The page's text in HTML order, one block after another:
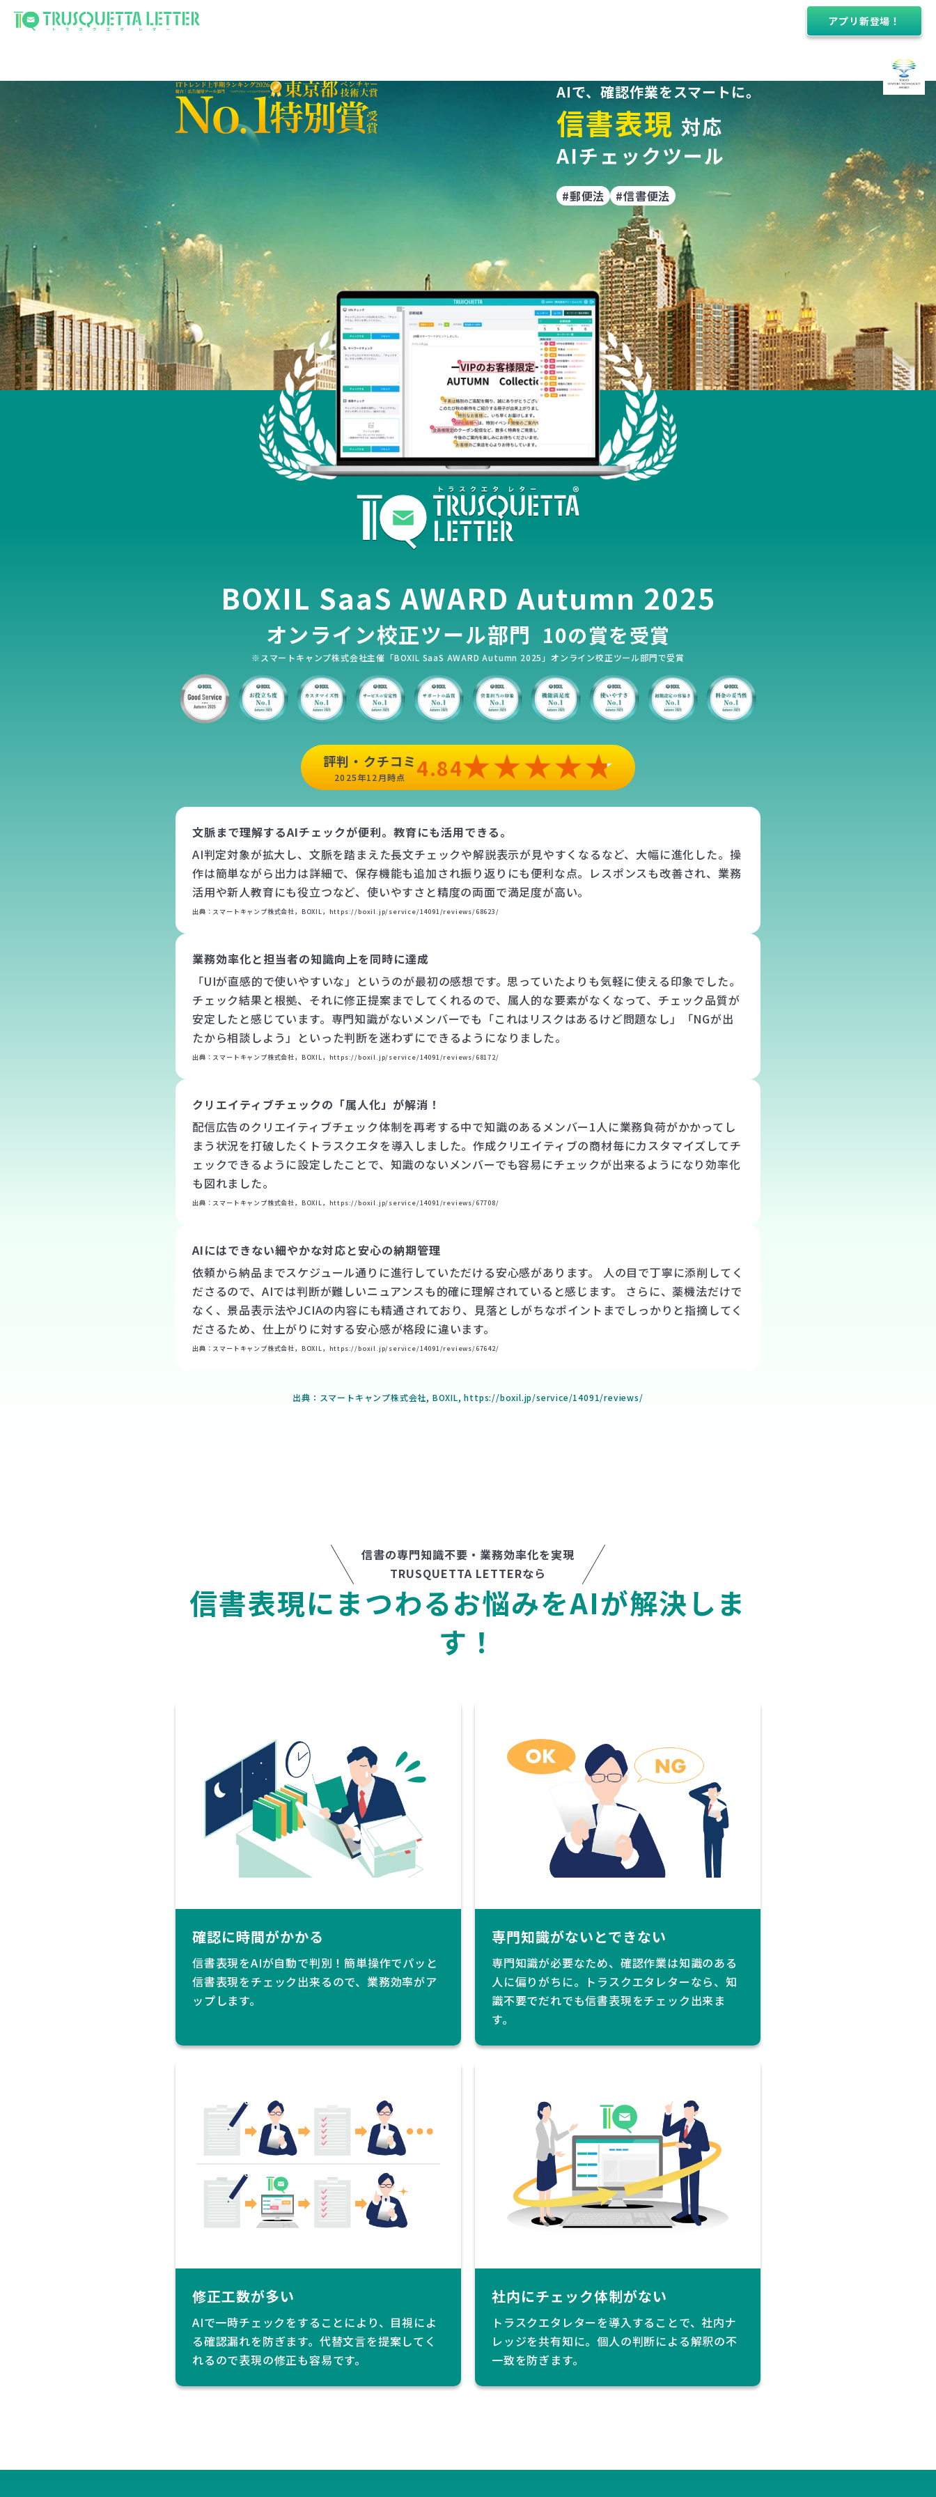
アプリ新登場！
AIで、確認作業をスマートに。
信書表現 対応
AIチェックツール
#郵便法 #信書便法
BOXIL SaaS AWARD Autumn 2025
オンライン校正ツール部門 10の賞を受賞
※スマートキャンプ株式会社主催「BOXIL SaaS AWARD Autumn 2025」オンライン校正ツール部門で受賞
評判・クチコミ
2025年12月時点 4.84
文脈まで理解するAIチェックが便利。教育にも活用できる。
AI判定対象が拡大し、文脈を踏まえた長文チェックや解説表示が見やすくなるなど、大幅に進化した。操
作は簡単ながら出力は詳細で、保存機能も追加され振り返りにも便利な点。レスポンスも改善され、業務
活用や新人教育にも役立つなど、使いやすさと精度の両面で満足度が高い。
出典：スマートキャンプ株式会社，BOXIL，https://boxil.jp/service/14091/reviews/68623/
業務効率化と担当者の知識向上を同時に達成
「UIが直感的で使いやすいな」というのが最初の感想です。思っていたよりも気軽に使える印象でした。
チェック結果と根拠、それに修正提案までしてくれるので、属人的な要素がなくなって、チェック品質が
安定したと感じています。専門知識がないメンバーでも「これはリスクはあるけど問題なし」「NGが出
たから相談しよう」といった判断を迷わずにできるようになりました。
出典：スマートキャンプ株式会社，BOXIL，https://boxil.jp/service/14091/reviews/68172/
クリエイティブチェックの「属人化」が解消！
配信広告のクリエイティブチェック体制を再考する中で知識のあるメンバー1人に業務負荷がかかってし
まう状況を打破したくトラスクエタを導入しました。作成クリエイティブの商材毎にカスタマイズしてチ
ェックできるように設定したことで、知識のないメンバーでも容易にチェックが出来るようになり効率化
も図れました。
出典：スマートキャンプ株式会社，BOXIL，https://boxil.jp/service/14091/reviews/67708/
AIにはできない細やかな対応と安心の納期管理
依頼から納品までスケジュール通りに進行していただける安心感があります。 人の目で丁寧に添削してく
ださるので、AIでは判断が難しいニュアンスも的確に理解されていると感じます。 さらに、薬機法だけで
なく、景品表示法やJCIAの内容にも精通されており、見落としがちなポイントまでしっかりと指摘してく
ださるため、仕上がりに対する安心感が格段に違います。
出典：スマートキャンプ株式会社，BOXIL，https://boxil.jp/service/14091/reviews/67642/
出典：スマートキャンプ株式会社, BOXIL, https://boxil.jp/service/14091/reviews/
信書の専門知識不要・業務効率化を実現
TRUSQUETTA LETTERなら
信書表現にまつわるお悩みをAIが解決しま
す ！
確認に時間がかかる
信書表現をAIが自動で判別！簡単操作でパッと
信書表現をチェック出来るので、業務効率がア
ップします。
専門知識がないとできない
専門知識が必要なため、確認作業は知識のある
人に偏りがちに。トラスクエタレターなら、知
識不要でだれでも信書表現をチェック出来ま
す。
修正工数が多い
AIで一時チェックをすることにより、目視によ
る確認漏れを防ぎます。代替文言を提案してく
れるので表現の修正も容易です。
社内にチェック体制がない
トラスクエタレターを導入することで、社内ナ
レッジを共有知に。個人の判断による解釈の不
一致を防ぎます。